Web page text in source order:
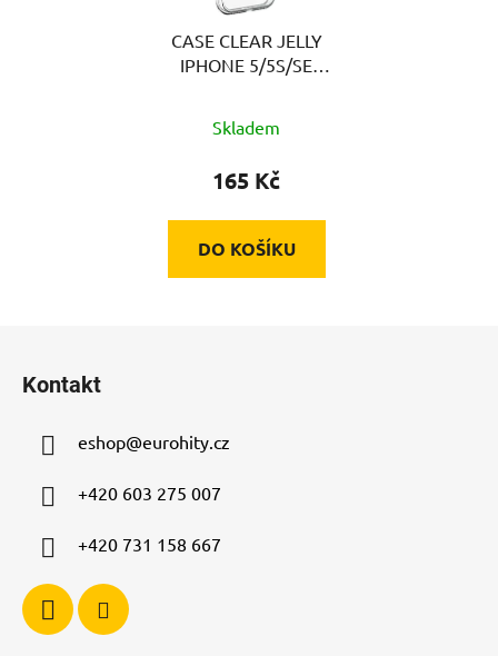
CASE CLEAR JELLY
IPHONE 5/5S/SE
Skladem
165 Kč
DO KOŠÍKU
Kontakt
eshop@eurohity.cz
+420 603 275 007
+420 731 158 667